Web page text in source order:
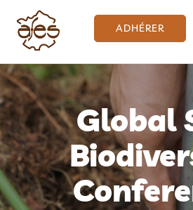
ADHÉRER
Global